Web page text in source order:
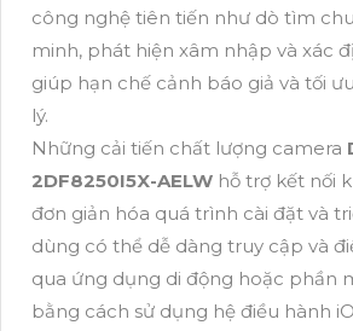
công nghệ tiên tiến như dò tìm
minh, phát hiện xâm nhập và xác
giúp hạn chế cảnh báo giả và tối
lý.
Những cải tiến chất lượng camera
2DF8250I5X-AELW hỗ trợ kết nối
đơn giản hóa quá trình cài đặt và
dùng có thể dễ dàng truy cập và
qua ứng dụng di động hoặc phần
bằng cách sử dụng hệ điều hành